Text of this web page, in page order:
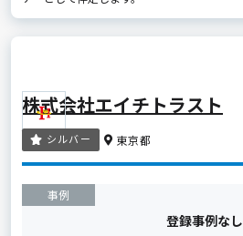
株式会社エイチトラスト
シルバー 東京都
事例
登録事例なし